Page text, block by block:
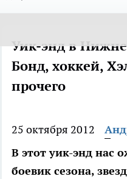
Уик-энд в
Бонд, хоккей,
прочего
25 октября 2012
В этот уик-энд нас
боевик сезона,